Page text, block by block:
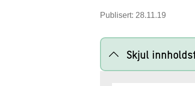
Publisert: 28.11.19
Skjul